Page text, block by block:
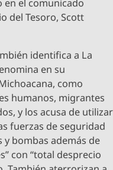
en el comunicado
del Tesoro, Scott
identifica a La
en su
como
humanos, migrantes
y los acusa de utilizar
fuerzas de seguridad
y bombas además de
con “total desprecio